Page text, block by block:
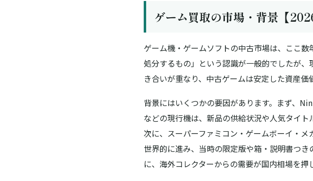
ゲーム買取の市場・背景【
ゲーム機・ゲームソフトの中古市場は、ここ
処分するもの」という認識が一般的でしたが、
き合いが重なり、中古ゲームは安定した資産価
背景にはいくつかの要因があります。まず、
などの現行機は、新品の供給状況や人気タイト
次に、スーパーファミコン・ゲームボーイ・
世界的に進み、当時の限定版や箱・説明書つ
に、海外コレクターからの需要が国内相場を押